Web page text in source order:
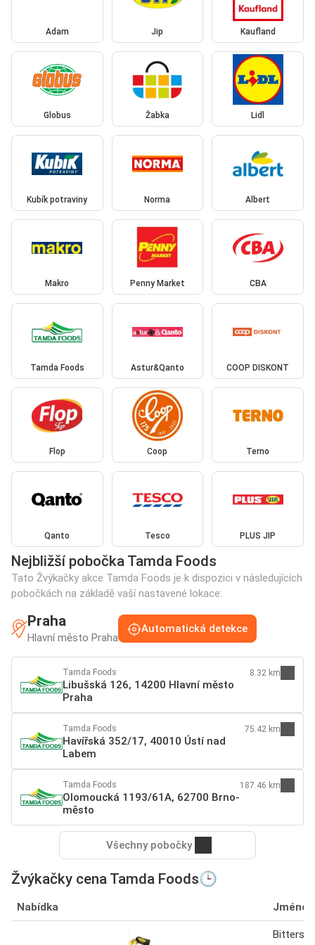
Adam Jip Kaufland
Globus Žabka Lidl
Kubík potraviny Norma Albert
Makro Penny Market CBA
Tamda Foods Astur&Qanto COOP DISKONT
Flop Coop Terno
Qanto Tesco PLUS JIP
Nejbližší pobočka Tamda Foods
Tato Žvýkačky akce Tamda Foods je k dispozici v následujících
pobočkách na základě vaší nastavené lokace:
Praha
Hlavní město Praha
Automatická detekce
Tamda Foods
Libušská 126, 14200 Hlavní město
Praha
8.32 km
Tamda Foods
Havířská 352/17, 40010 Ústí nad
Labem
75.42 km
Tamda Foods
Olomoucká 1193/61A, 62700 Brno-
město
187.46 km
Všechny pobočky
Žvýkačky cena Tamda Foods🕒
Nabídka Jméno
Bitters